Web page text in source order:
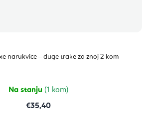
narukvice – duge trake za znoj 2 kom
Na stanju (1 kom)
€35,40